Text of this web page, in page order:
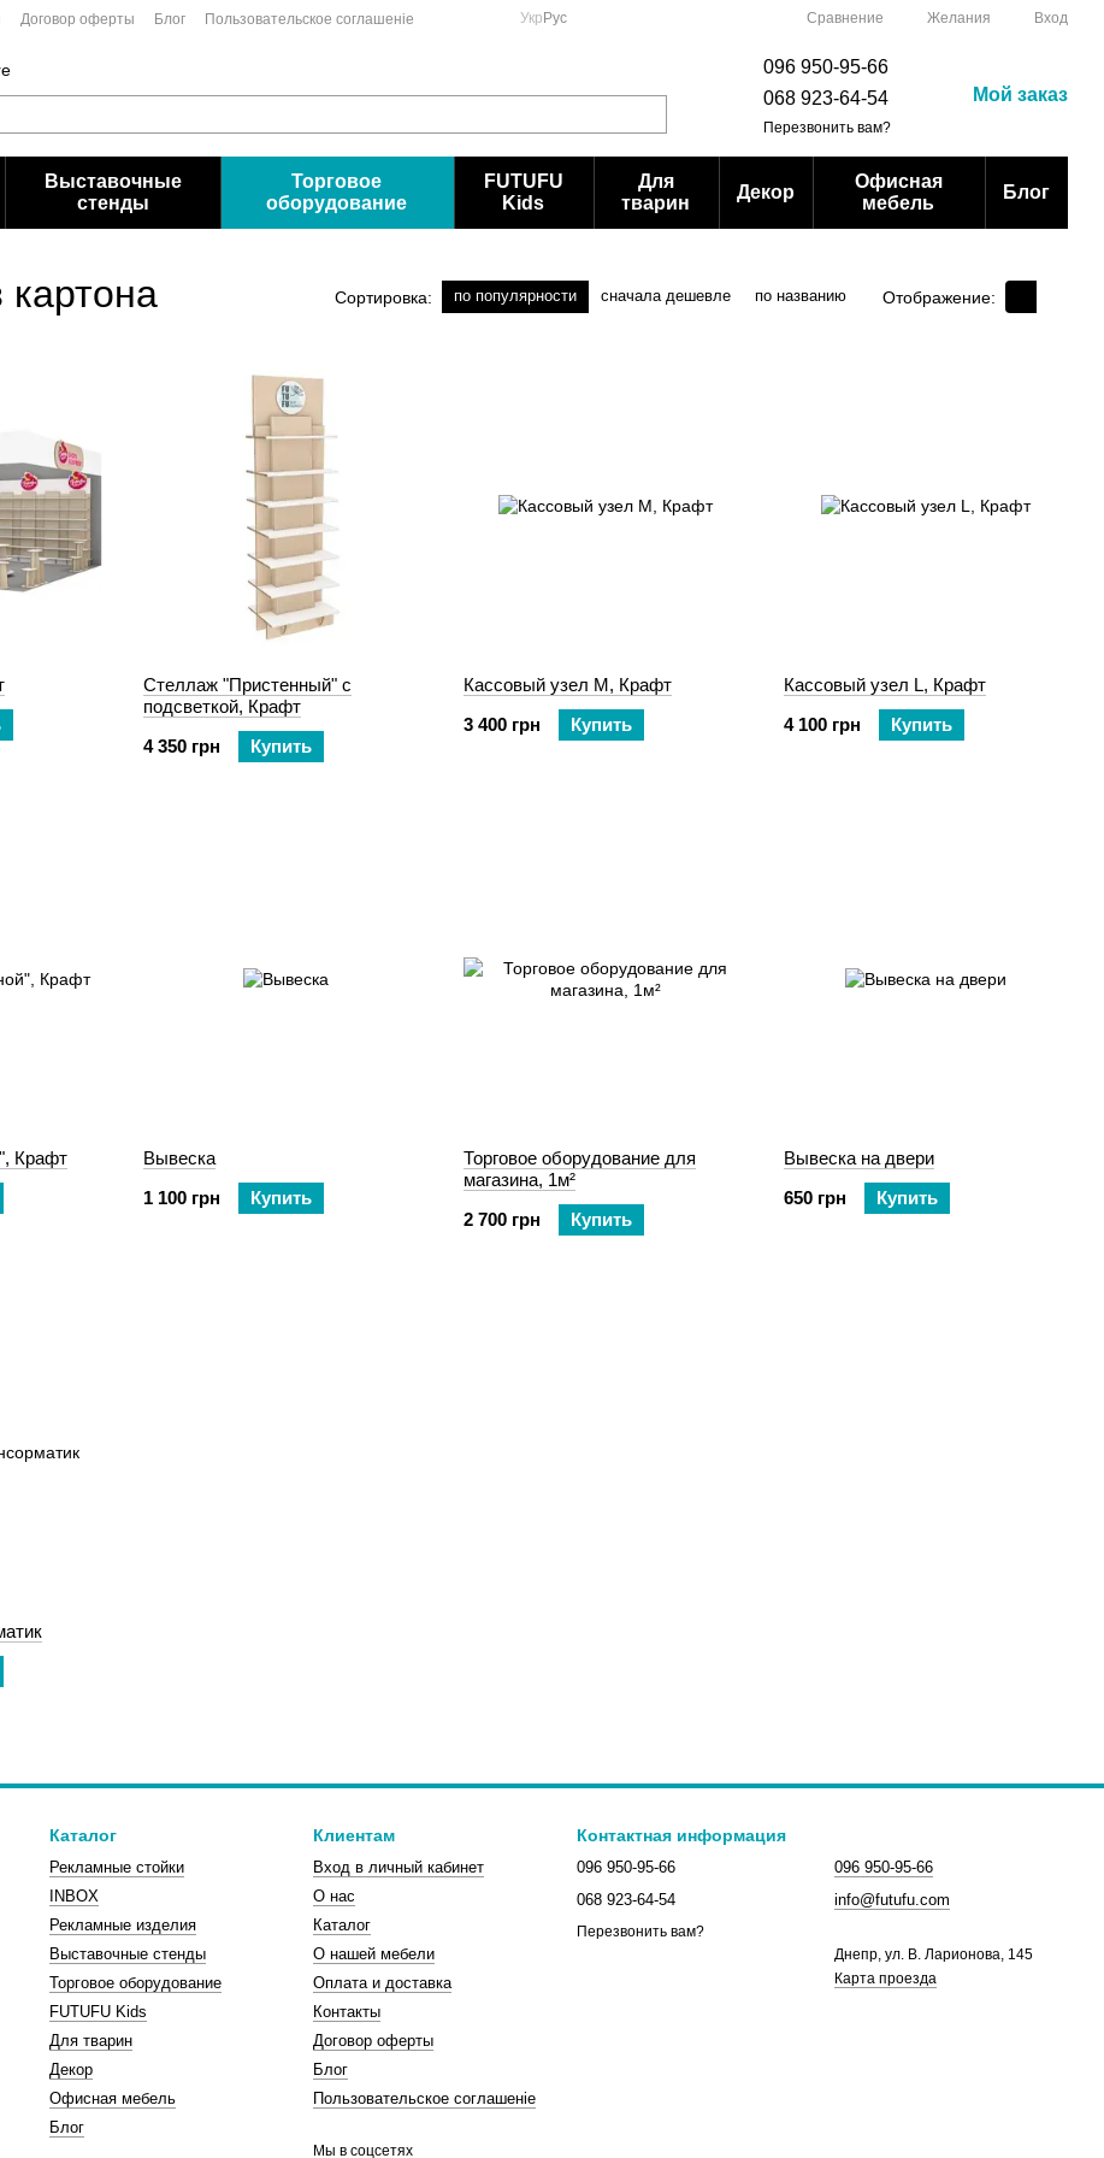
Договор оферты Блог Пользовательское соглашеніе Укр Рус Сравнение Желания Вход
096 950-95-66
068 923-64-54
Перезвонить вам?
Мой заказ
Выставочные
стенды
Торговое
оборудование
FUTUFU
Kids
Для
тварин
Декор
Офисная
мебель
Блог
картона Сортировка: по популярности сначала дешевле по названию Отображение:
Стеллаж "Пристенный" с
подсветкой, Крафт
4 350 грн
Купить
Кассовый узел М, Крафт
3 400 грн
Купить
Кассовый узел L, Крафт
4 100 грн
Купить
Крафт
Вывеска
1 100 грн
Купить
Торговое оборудование для
магазина, 1м²
2 700 грн
Купить
Вывеска на двери
650 грн
Купить
Каталог
Рекламные стойки
INBOX
Рекламные изделия
Выставочные стенды
Торговое оборудование
FUTUFU Kids
Для тварин
Декор
Офисная мебель
Блог
Клиентам
Вход в личный кабинет
О нас
Каталог
О нашей мебели
Оплата и доставка
Контакты
Договор оферты
Блог
Пользовательское соглашеніе
Мы в соцсетях
Контактная информация
096 950-95-66
068 923-64-54
Перезвонить вам?
096 950-95-66
info@futufu.com
Днепр, ул. В. Ларионова, 145
Карта проезда